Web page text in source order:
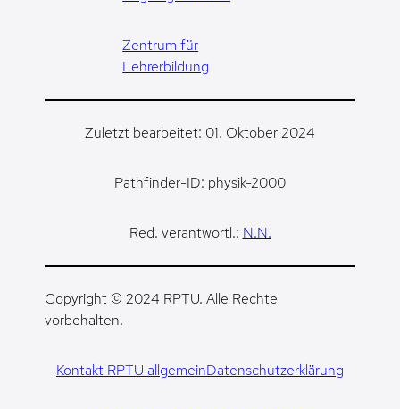
Zentrum für
Lehrerbildung
Zuletzt bearbeitet: 01. Oktober 2024
Pathfinder-ID: physik-2000
Red. verantwortl.: N.N.
Copyright © 2024 RPTU. Alle Rechte
vorbehalten.
Kontakt RPTU allgemeinDatenschutzerklärung